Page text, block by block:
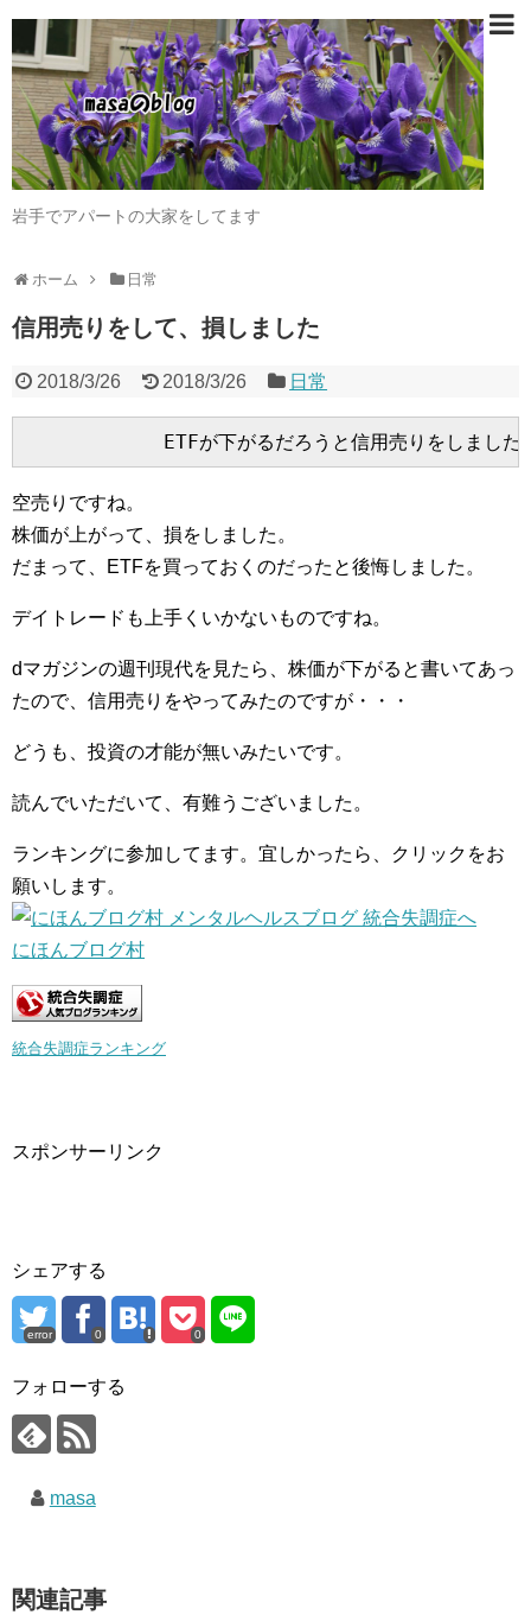
岩手でアパートの大家をしてます
ホーム 日常
信用売りをして、損しました
2018/3/26 2018/3/26 日常
空売りですね。
株価が上がって、損をしました。
だまって、ETFを買っておくのだったと後悔しました。
デイトレードも上手くいかないものですね。
dマガジンの週刊現代を見たら、株価が下がると書いてあっ
たので、信用売りをやってみたのですが・・・
どうも、投資の才能が無いみたいです。
読んでいただいて、有難うございました。
ランキングに参加してます。宜しかったら、クリックをお
願いします。
にほんブログ村
統合失調症ランキング
スポンサーリンク
シェアする
error 0 0
フォローする
masa
関連記事